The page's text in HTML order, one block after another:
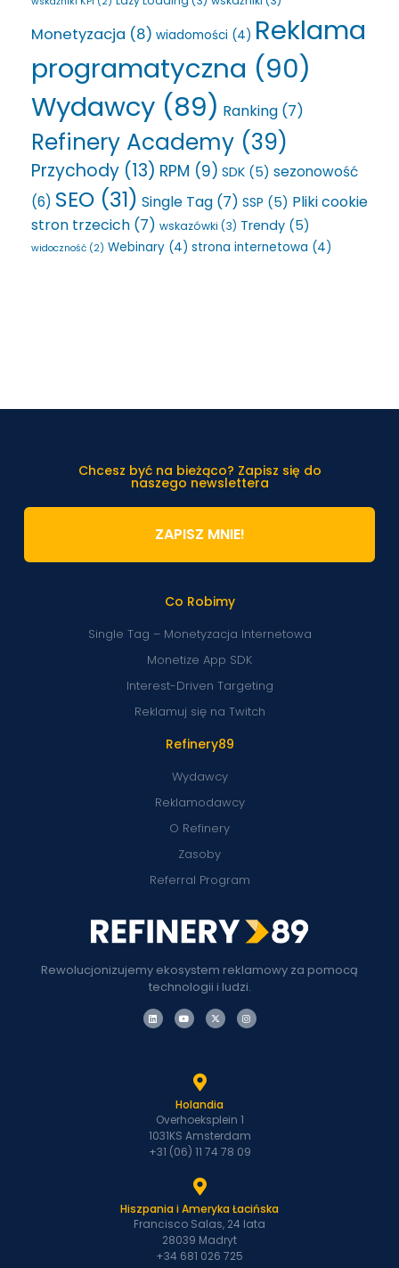
Monetyzacja (8) wiadomości (4) Reklama
programatyczna (90)
Wydawcy (89) Ranking (7)
Refinery Academy (39)
Przychody (13) RPM (9) SDK (5) sezonowość
(6) SEO (31) Single Tag (7) SSP (5) Pliki cookie
stron trzecich (7) wskazówki (3) Trendy (5)
widoczność (2) Webinary (4) strona internetowa (4)
Rewolucjonizujemy ekosystem reklamowy za pomocą
technologii i ludzi.
Refinery89
Wydawcy
Reklamodawcy
O Refinery
Zasoby
Referral Program
Co Robimy
Single Tag – Monetyzacja Internetowa
Monetize App SDK
Interest-Driven Targeting
Reklamuj się na Twitch
Chcesz być na bieżąco? Zapisz się do
naszego newslettera
ZAPISZ MNIE!
Holandia
Overhoeksplein 1
1031KS Amsterdam
+31 (06) 11 74 78 09
Hiszpania i Ameryka Łacińska
Francisco Salas, 24 lata
28039 Madryt
+34 681 026 725